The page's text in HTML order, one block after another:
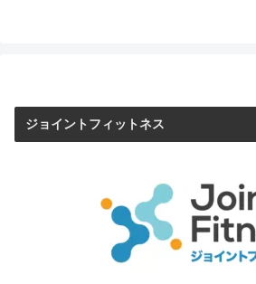
ジョイントフィットネス